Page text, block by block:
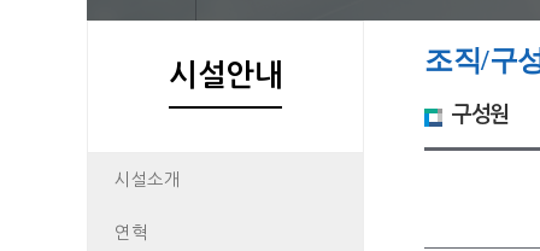
시설안내
시설소개
연혁
조직/구
구성원